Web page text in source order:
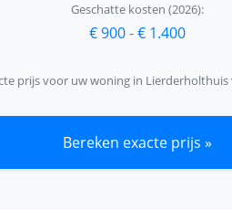
Geschatte kosten (2026):
€ 900-€ 1.400
prijs voor uw woning in
Bereken exacte prijs »